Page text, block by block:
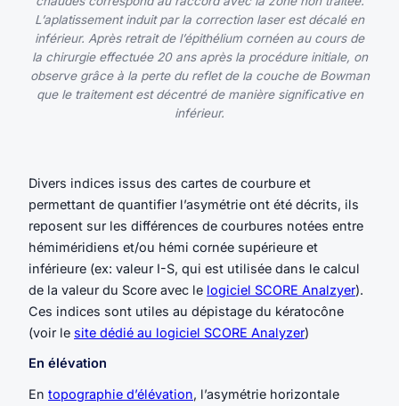
L’aplatissement induit par la correction laser est décalé en
inférieur. Après retrait de l’épithélium cornéen au cours de
la chirurgie effectuée 20 ans après la procédure initiale, on
observe grâce à la perte du reflet de la couche de Bowman
que le traitement est décentré de manière significative en
inférieur.
Divers indices issus des cartes de courbure et
permettant de quantifier l’asymétrie ont été décrits, ils
reposent sur les différences de courbures notées entre
hémiméridiens et/ou hémi cornée supérieure et
inférieure (ex: valeur I-S, qui est utilisée dans le calcul
de la valeur du Score avec le logiciel SCORE Analzyer).
Ces indices sont utiles au dépistage du kératocône
(voir le site dédié au logiciel SCORE Analyzer)
En élévation
En topographie d’élévation, l’asymétrie horizontale